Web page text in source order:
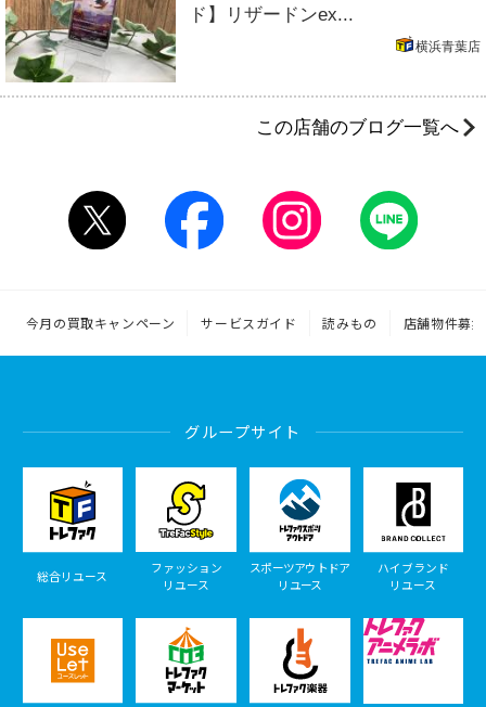
ド】リザードンex...
横浜青葉店
この店舗のブログ一覧へ
今月の買取キャンペーン サービスガイド 読みもの 店舗物件募集
グループサイト
総合リユース
ファッション
リユース
スポーツアウトドア
リユース
ハイブランド
リユース